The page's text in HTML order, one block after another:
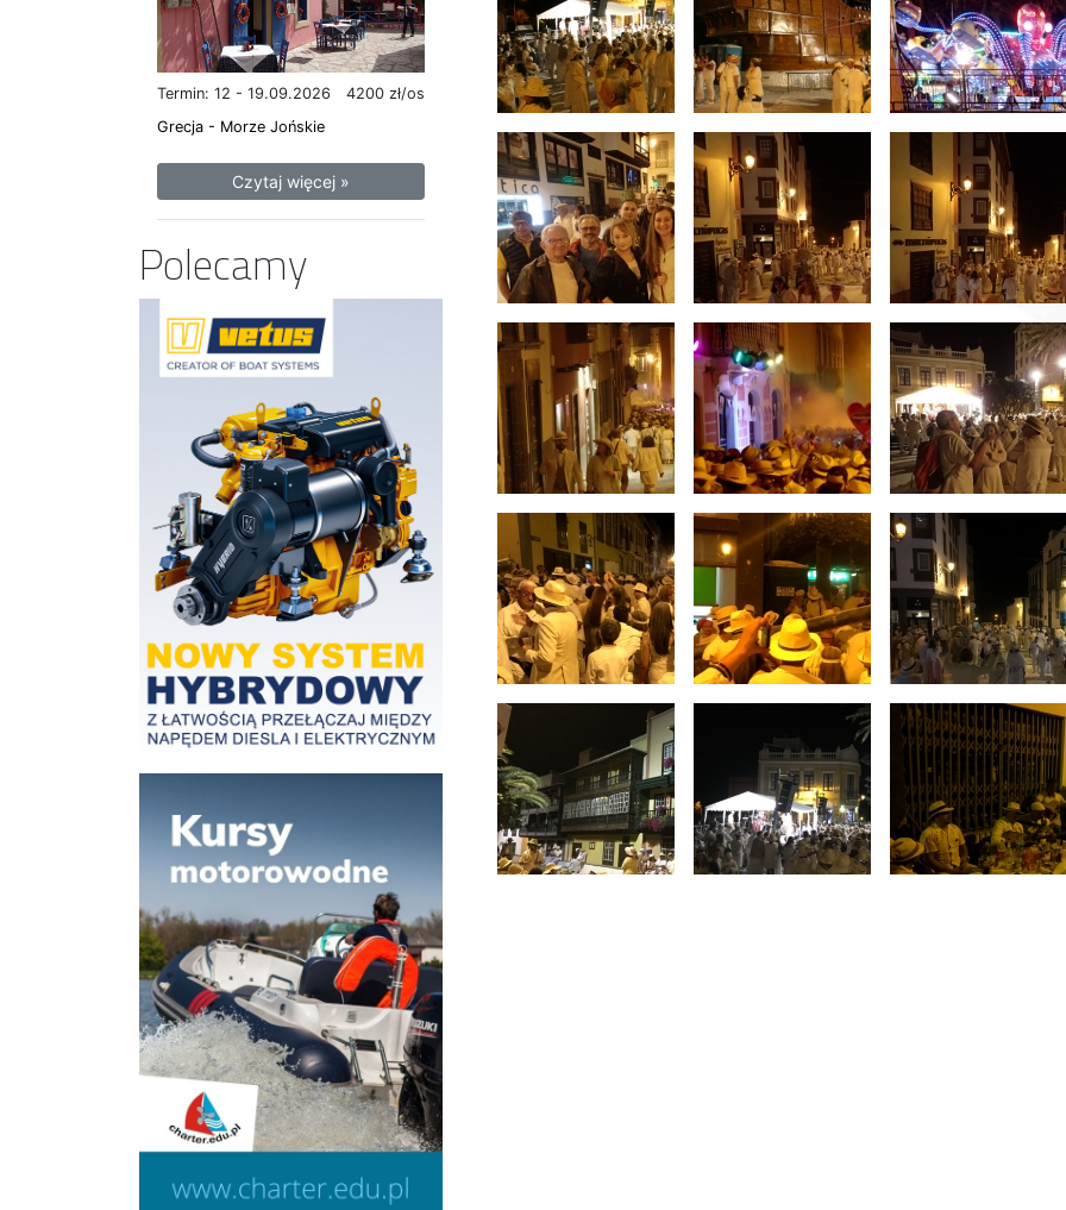
Termin: 12 - 19.09.2026
4200 zł/os
Grecja - Morze Jońskie
Czytaj więcej »
Polecamy